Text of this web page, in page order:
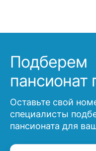
Подберем
пансионат
Оставьте свой
специалисты
пансионата для